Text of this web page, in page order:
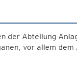
der Abteilung
vor allem